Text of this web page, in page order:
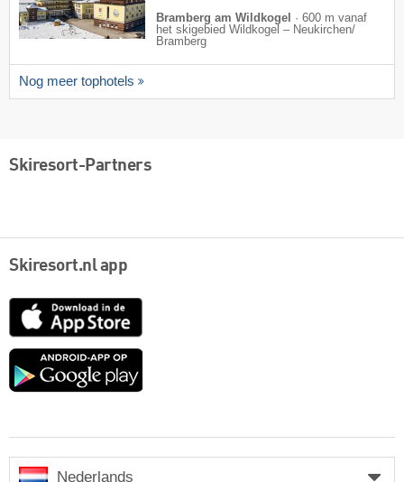
Bramberg am Wildkogel
· 600 m vanaf
het skigebied Wildkogel – Neukirchen/​
Bramberg
Nog meer tophotels
Skiresort-Partners
Skiresort.nl app
App
Google
Nederlands